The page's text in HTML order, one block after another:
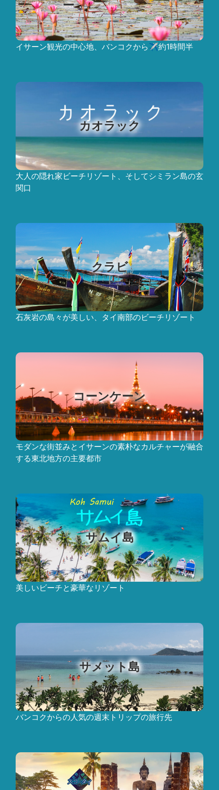
ー
イサーン観光の中心地、バンコクから✈約1時間半
カオラック
大人の隠れ家ビーチリゾート、そしてシミラン島の玄
関口
クラビ
石灰岩の島々が美しい、タイ南部のビーチリゾート
コーンケーン
モダンな街並みとイサーンの素朴なカルチャーが融合
する東北地方の主要都市
サムイ島
美しいビーチと豪華なリゾート
サメット島
バンコクからの人気の週末トリップの旅行先